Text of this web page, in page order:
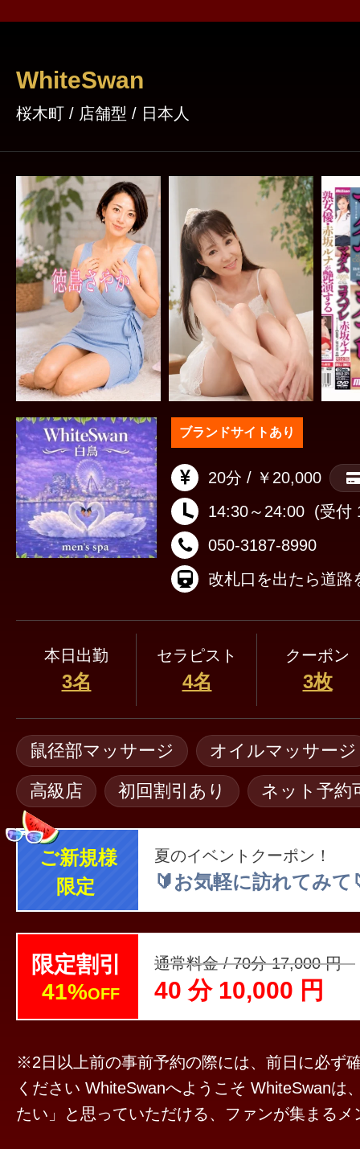
WhiteSwan
桜木町 / 店舗型 / 日本人
ブランドサイトあり
20分 / ￥20,000
14:30～24:00 (受付
050-3187-8990
本日出勤
3名
セラピスト
4名
クーポン
3枚
鼠径部マッサージ
オイルマッサージ
高級店
初回割引あり ネット予約
ご新規様
限定
夏のイベントクーポン！
🔰お気軽に訪れてみて
限定割引
41%OFF
通常料金 / 70分 17,000 円
40 分 10,000 円
※2日以上前の事前予約の際には、前日に必ず
ください WhiteSwanへようこそ WhiteSwanは、お客様に「また来
たい」と思っていただける、ファンが集まる